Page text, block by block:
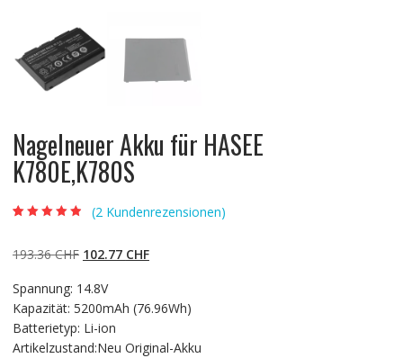
Nagelneuer Akku für HASEE
K780E,K780S
basierend auf
Kundenbewert
(2 Kundenrezensionen)
193.36CHF Ursprünglicher
war:
193.36 CHF
102.77 CHFAktueller
102.77 CHF.
Spannung: 14.8V
Kapazität: 5200mAh (76.96Wh)
Batterietyp: Li-ion
Artikelzustand:Neu Original-Akku